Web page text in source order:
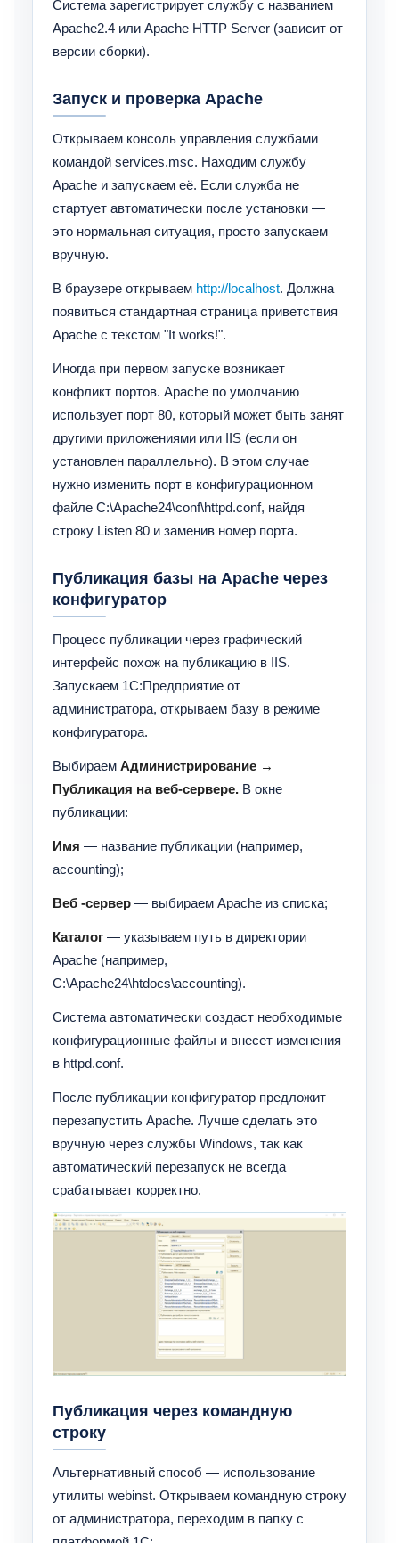
Система зарегистрирует службу с названием
Apache2.4 или Apache HTTP Server (зависит от
версии сборки).
Запуск и проверка Apache
Открываем консоль управления службами
командой services.msc. Находим службу
Apache и запускаем её. Если служба не
стартует автоматически после установки —
это нормальная ситуация, просто запускаем
вручную.
В браузере открываем http://localhost. Должна
появиться стандартная страница приветствия
Apache с текстом "It works!".
Иногда при первом запуске возникает
конфликт портов. Apache по умолчанию
использует порт 80, который может быть занят
другими приложениями или IIS (если он
установлен параллельно). В этом случае
нужно изменить порт в конфигурационном
файле C:\Apache24\conf\httpd.conf, найдя
строку Listen 80 и заменив номер порта.
Публикация базы на Apache через
конфигуратор
Процесс публикации через графический
интерфейс похож на публикацию в IIS.
Запускаем 1С:Предприятие от
администратора, открываем базу в режиме
конфигуратора.
Выбираем Администрирование →
Публикация на веб-сервере. В окне
публикации:
Имя — название публикации (например,
accounting);
Веб -сервер — выбираем Apache из списка;
Каталог — указываем путь в директории
Apache (например,
C:\Apache24\htdocs\accounting).
Система автоматически создаст необходимые
конфигурационные файлы и внесет изменения
в httpd.conf.
После публикации конфигуратор предложит
перезапустить Apache. Лучше сделать это
вручную через службы Windows, так как
автоматический перезапуск не всегда
срабатывает корректно.
Публикация через командную
строку
Альтернативный способ — использование
утилиты webinst. Открываем командную строку
от администратора, переходим в папку с